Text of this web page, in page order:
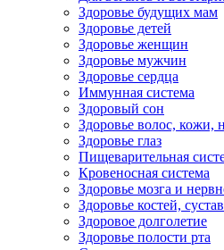
Здоровье будущих мам
Здоровье детей
Здоровье женщин
Здоровье мужчин
Здоровье сердца
Иммунная система
Здоровый сон
Здоровье волос, кожи,
Здоровье глаз
Пищеварительная
Кровеносная система
Здоровье мозга и
Здоровье костей,
Здоровое долголетие
Здоровье полости рта